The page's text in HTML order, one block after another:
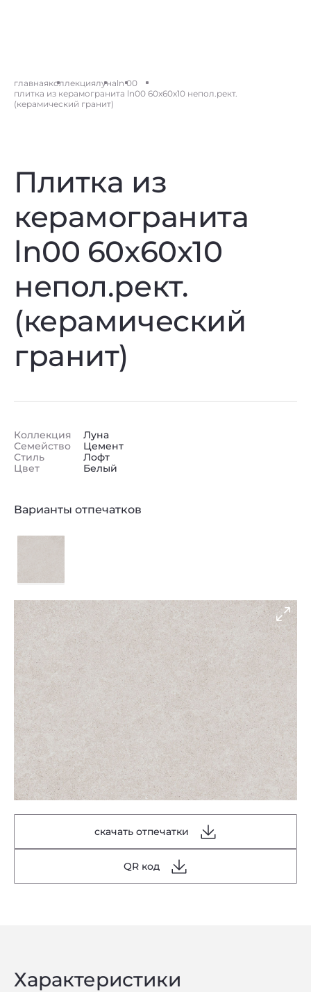
главнаяколлекциялунаln 00
плитка из керамогранита ln00 60x60x10 непол.рект.
(керамический гранит)
Плитка из
керамогранита
ln00 60x60x10
непол.рект.
(керамический
гранит)
Коллекция
Семейство
Стиль
Цвет
Луна
Цемент
Лофт
Белый
Варианты отпечатков
скачать отпечатки
QR код
Характеристики